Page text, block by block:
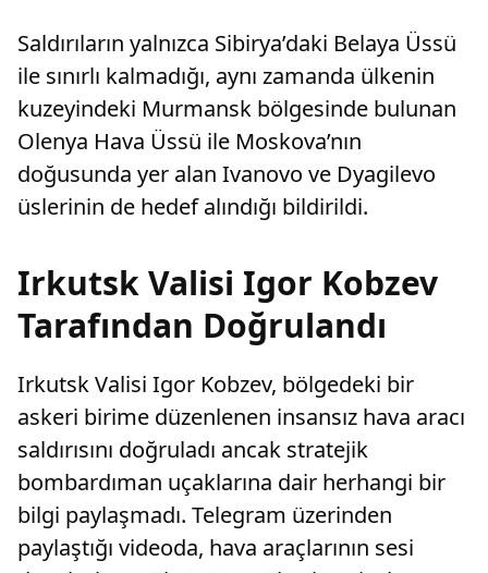
Saldırıların yalnızca Sibirya’daki Belaya Üssü
ile sınırlı kalmadığı, aynı zamanda ülkenin
kuzeyindeki Murmansk bölgesinde bulunan
Olenya Hava Üssü ile Moskova’nın
doğusunda yer alan Ivanovo ve Dyagilevo
üslerinin de hedef alındığı bildirildi.
Irkutsk Valisi Igor Kobzev
Tarafından Doğrulandı
Irkutsk Valisi Igor Kobzev, bölgedeki bir
askeri birime düzenlenen insansız hava aracı
saldırısını doğruladı ancak stratejik
bombardıman uçaklarına dair herhangi bir
bilgi paylaşmadı. Telegram üzerinden
paylaştığı videoda, hava araçlarının sesi